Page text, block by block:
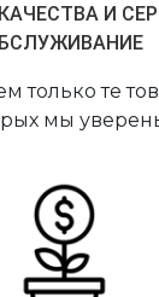
И
только те
мы